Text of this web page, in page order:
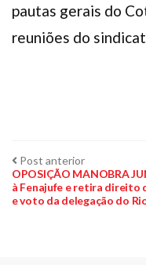
pautas gerais do
reuniões do
Navegação
de
Post anteriorPost
anterior:
OPOSIÇÃO MANOBRA
à Fenajufe e retira direito
e voto da delegação do